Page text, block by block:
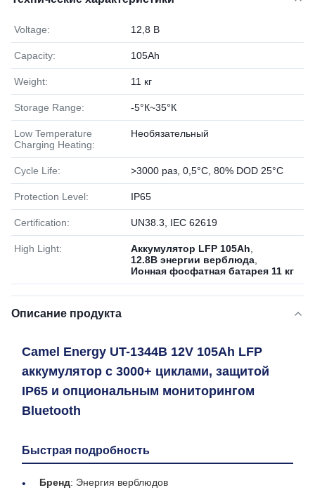
Voltage: 12,8 В
Capacity: 105Ah
Weight: 11 кг
Storage Range: -5°К~35°К
Low Temperature
Charging Heating:
Необязательный
Cycle Life: >3000 раз, 0,5°C, 80% DOD 25°C
Protection Level: IP65
Certification: UN38.3, IEC 62619
High Light: Аккумулятор LFP 105Ah
12.8В энергии верблюда
Ионная фосфатная батарея 11 кг
Описание продукта
Camel Energy UT-1344B 12V 105Ah LFP
аккумулятор с 3000+ циклами, защитой
IP65 и опциональным мониторингом
Bluetooth
Быстрая подробность
Бренд: Энергия верблюдов